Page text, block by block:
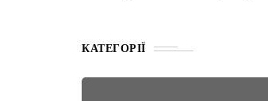
КАТЕГОРІЇ